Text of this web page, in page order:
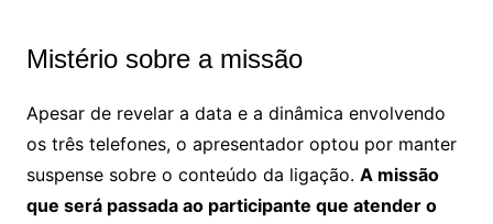
Mistério sobre a missão
Apesar de revelar a data e a dinâmica envolvendo
os três telefones, o apresentador optou por manter
suspense sobre o conteúdo da ligação. A missão
que será passada ao participante que atender o